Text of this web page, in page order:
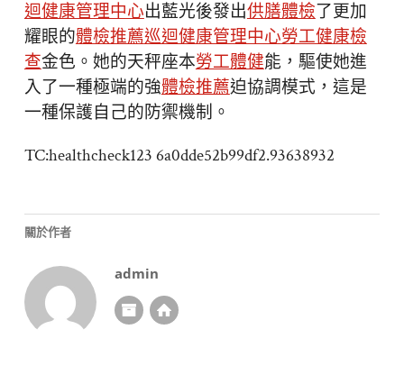
迴健康管理中心出藍光後發出供膳體檢了更加
耀眼的體檢推薦巡迴健康管理中心勞工健康檢
查金色。她的天秤座本勞工體健能，驅使她進
入了一種極端的強體檢推薦迫協調模式，這是
一種保護自己的防禦機制。
TC:healthcheck123 6a0dde52b99df2.93638932
關於作者
admin